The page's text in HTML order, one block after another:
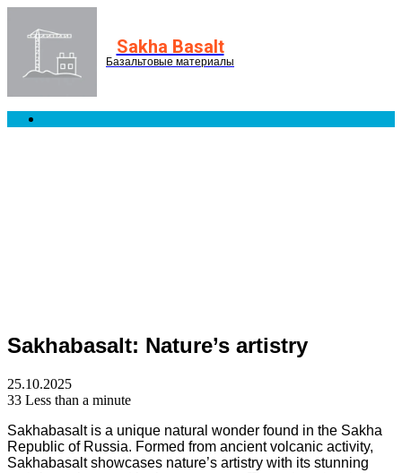
Sakha Basalt
Базальтовые материалы
Sakhabasalt: Nature’s artistry
25.10.2025
33 Less than a minute
Sakhabasalt is a unique natural wonder found in the Sakha
Republic of Russia. Formed from ancient volcanic activity,
Sakhabasalt showcases nature’s artistry with its stunning